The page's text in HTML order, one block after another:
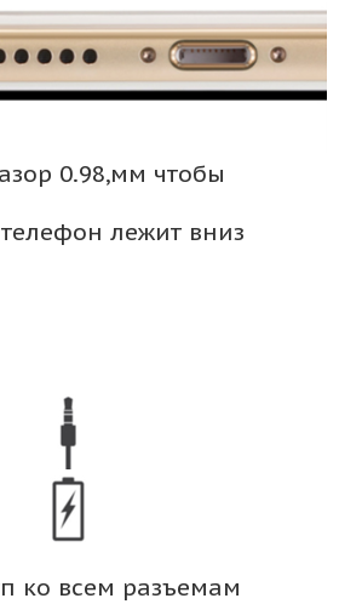
0.98,мм чтобы
лежит вниз
ко всем разъемам